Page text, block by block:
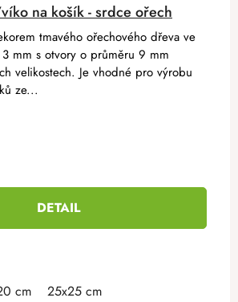
na košík - srdce ořech
DETAIL
tmavého ořechového dřeva ve
mm s otvory o průměru 9 mm
velikostech. Je vhodné pro výrobu
ze...
cm 25x25 cm